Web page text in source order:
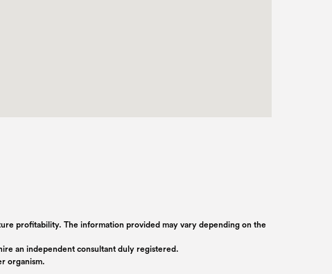
profitability. The information provided may vary depending on the
an independent consultant duly registered.
organism.